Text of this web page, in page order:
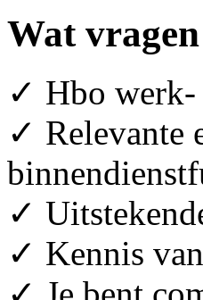
Wat
✓ Hbo werk-
✓ Relevante
✓
✓ Kennis